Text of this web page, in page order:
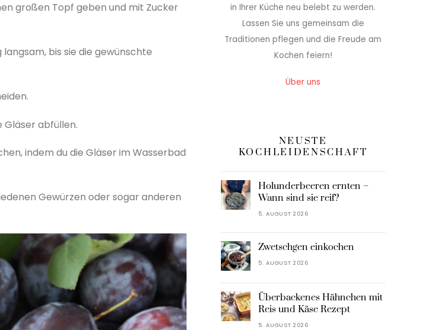
großen Topf geben und mit Zucker
bis sie die gewünschte
Gläser abfüllen.
indem du die Gläser im Wasserbad
Gewürzen oder sogar anderen
in Ihrer Küche neu belebt zu werden.
Lassen Sie uns gemeinsam die
Traditionen pflegen und die Freude am
Kochen feiern!
Über uns
NEUSTE
KOCHLEIDENSCHAFT
Holunderbeeren ernten –
Wann sind sie reif?
5. AUGUST 2026
Zwetschgen einkochen
5. AUGUST 2026
Überbackenes Hähnchen mit
Reis und Käse Rezept
5. AUGUST 2026